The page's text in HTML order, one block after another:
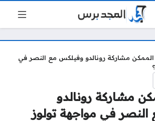
مشاركة رونالدو وفيلكس مع النصر في
مشاركة رونالدو
في مواجهة تولوز